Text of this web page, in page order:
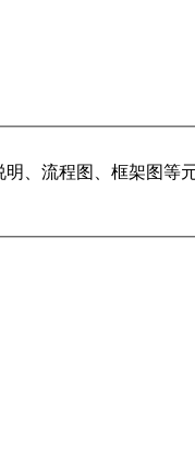
、流程图、框架图等